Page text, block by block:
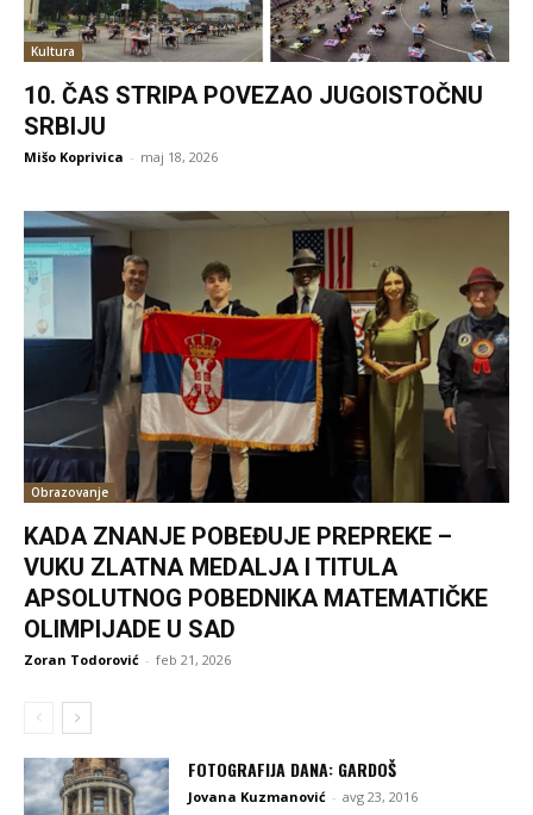
Kultura
10. ČAS STRIPA POVEZAO JUGOISTOČNU
SRBIJU
Mišo Koprivica - maj 18, 2026
Obrazovanje
KADA ZNANJE POBEĐUJE PREPREKE –
VUKU ZLATNA MEDALJA I TITULA
APSOLUTNOG POBEDNIKA MATEMATIČKE
OLIMPIJADE U SAD
Zoran Todorović - feb 21, 2026
FOTOGRAFIJA DANA: GARDOŠ
Jovana Kuzmanović - avg 23, 2016